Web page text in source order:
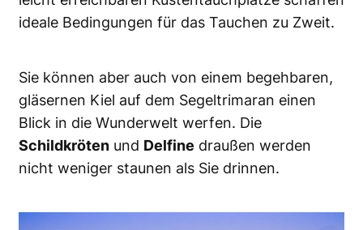
ideale Bedingungen für das Tauchen zu Zweit.
Sie können aber auch von einem begehbaren,
gläsernen Kiel auf dem Segeltrimaran einen
Blick in die Wunderwelt werfen. Die
Schildkröten und Delfine draußen werden
nicht weniger staunen als Sie drinnen.